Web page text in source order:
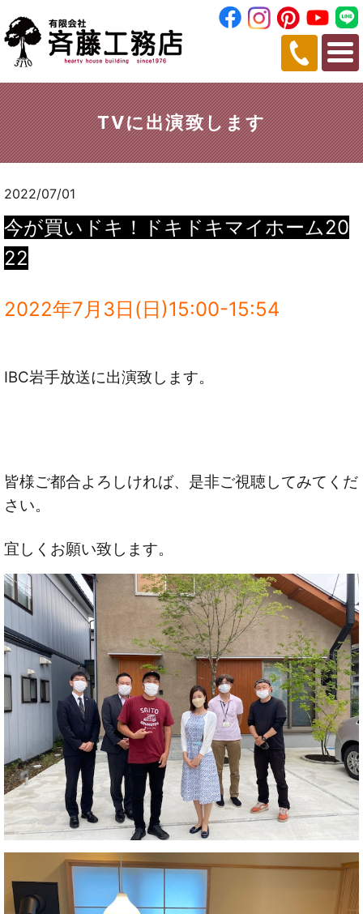
TVに出演致します
2022/07/01
今が買いドキ！ドキドキマイホーム20
22
2022年7月3日(日)15:00-15:54
IBC岩手放送に出演致します。
皆様ご都合よろしければ、是非ご視聴してみてくだ
さい。
宜しくお願い致します。